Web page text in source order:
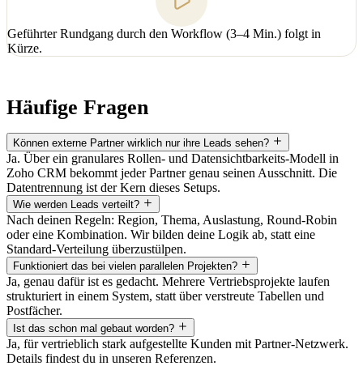
Geführter Rundgang durch den Workflow (3–4 Min.) folgt in
Kürze.
Häufige Fragen
Können externe Partner wirklich nur ihre Leads sehen?
Ja. Über ein granulares Rollen- und Datensichtbarkeits-Modell in
Zoho CRM bekommt jeder Partner genau seinen Ausschnitt. Die
Datentrennung ist der Kern dieses Setups.
Wie werden Leads verteilt?
Nach deinen Regeln: Region, Thema, Auslastung, Round-Robin
oder eine Kombination. Wir bilden deine Logik ab, statt eine
Standard-Verteilung überzustülpen.
Funktioniert das bei vielen parallelen Projekten?
Ja, genau dafür ist es gedacht. Mehrere Vertriebsprojekte laufen
strukturiert in einem System, statt über verstreute Tabellen und
Postfächer.
Ist das schon mal gebaut worden?
Ja, für vertrieblich stark aufgestellte Kunden mit Partner-Netzwerk.
Details findest du in unseren Referenzen.